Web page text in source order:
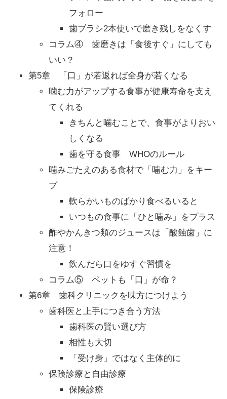
フォロー
歯ブラシ2本使いで磨き残しをなくす
コラム④ 歯磨きは「食後すぐ」にしても
いい？
第5章 「口」が若返れば全身が若くなる
噛む力がアップする食事が健康寿命を支え
てくれる
きちんと噛むことで、食事がよりおい
しくなる
歯を守る食事 WHOのルール
噛みごたえのある食材で「噛む力」をキー
プ
軟らかいものばかり食べるいると
いつもの食事に「ひと噛み」をプラス
酢やかんきつ類のジュースは「酸蝕歯」に
注意！
飲んだら口をゆすぐ習慣を
コラム⑤ ペットも「口」が命？
第6章 歯科クリニックを味方につけよう
歯科医と上手につき合う方法
歯科医の賢い選び方
相性も大切
「受け身」ではなく主体的に
保険診療と自由診療
保険診療